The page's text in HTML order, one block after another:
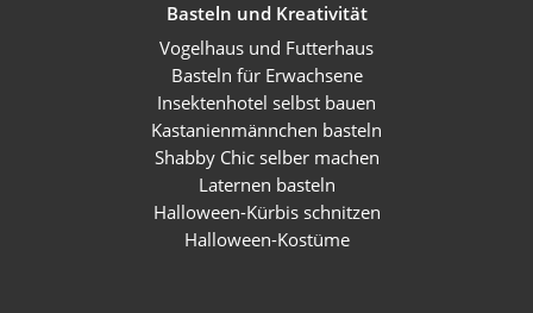
Basteln und Kreativität
Vogelhaus und Futterhaus
Basteln für Erwachsene
Insektenhotel selbst bauen
Kastanienmännchen basteln
Shabby Chic selber machen
Laternen basteln
Halloween-Kürbis schnitzen
Halloween-Kostüme